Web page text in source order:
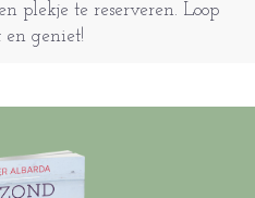
plekje te reserveren. Loop
en geniet!